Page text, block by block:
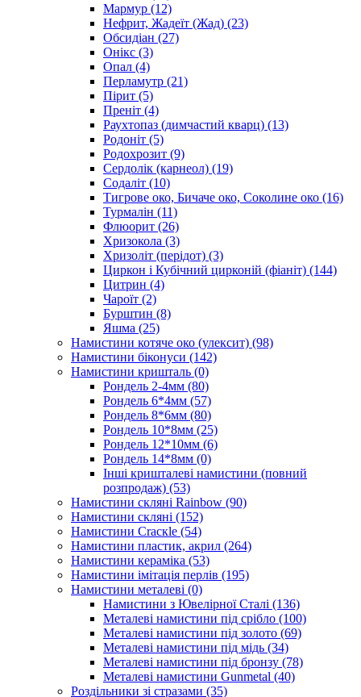
Мармур (12)
Нефрит, Жадеїт (Жад) (23)
Обсидіан (27)
Онікс (3)
Опал (4)
Перламутр (21)
Пірит (5)
Преніт (4)
Раухтопаз (димчастий кварц) (13)
Родоніт (5)
Родохрозит (9)
Сердолік (карнеол) (19)
Содаліт (10)
Тигрове око, Бичаче око, Соколине око (16)
Турмалін (11)
Флюорит (26)
Хризокола (3)
Хризоліт (перідот) (3)
Циркон і Кубічний цирконій (фіаніт) (144)
Цитрин (4)
Чароїт (2)
Бурштин (8)
Яшма (25)
Намистини котяче око (улексит) (98)
Намистини біконуси (142)
Намистини кришталь (0)
Рондель 2-4мм (80)
Рондель 6*4мм (57)
Рондель 8*6мм (80)
Рондель 10*8мм (25)
Рондель 12*10мм (6)
Рондель 14*8мм (0)
Інші кришталеві намистини (повний
розпродаж) (53)
Намистини скляні Rainbow (90)
Намистини скляні (152)
Намистини Cracкle (54)
Намистини пластик, акрил (264)
Намистини кераміка (53)
Намистини імітація перлів (195)
Намистини металеві (0)
Намистини з Ювелірної Сталі (136)
Металеві намистини під срібло (100)
Металеві намистини під золото (69)
Металеві намистини під мідь (34)
Металеві намистини під бронзу (78)
Металеві намистини Gunmetal (40)
Роздільники зі стразами (35)